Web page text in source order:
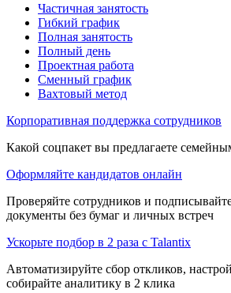
Частичная занятость
Гибкий график
Полная занятость
Полный день
Проектная работа
Сменный график
Вахтовый метод
Корпоративная поддержка сотрудников
Какой соцпакет вы предлагаете
Оформляйте кандидатов онлайн
Проверяйте сотрудников и
документы без бумаг и личных встреч
Ускорьте подбор в 2 раза с Talantix
Автоматизируйте сбор откликов,
собирайте аналитику в 2 клика